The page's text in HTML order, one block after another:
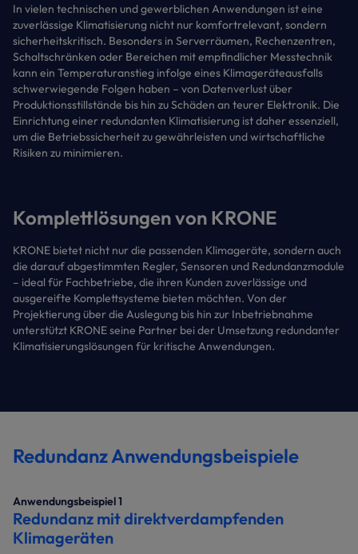
In vielen technischen und gewerblichen Anwendungen ist eine
zuverlässige Klimatisierung nicht nur komfortrelevant, sondern
sicherheitskritisch. Besonders in Serverräumen, Rechenzentren,
Schaltschränken oder Bereichen mit empfindlicher Messtechnik
kann ein Temperaturanstieg infolge eines Klimageräteausfalls
schwerwiegende Folgen haben – von Datenverlust über
Produktionsstillstände bis hin zu Schäden an teurer Elektronik. Die
Einrichtung einer redundanten Klimatisierung ist daher essenziell,
um die Betriebssicherheit zu gewährleisten und wirtschaftliche
Risiken zu minimieren.
Komplettlösungen von KRONE
KRONE bietet nicht nur die passenden Klimageräte, sondern auch
die darauf abgestimmten Regler, Sensoren und Redundanzmodule
– ideal für Fachbetriebe, die ihren Kunden zuverlässige und
ausgereifte Komplettsysteme bieten möchten. Von der
Projektierung über die Auslegung bis hin zur Inbetriebnahme
unterstützt KRONE seine Partner bei der Umsetzung redundanter
Klimatisierungslösungen für kritische Anwendungen.
Redundanz Anwendungsbeispiele
Anwendungsbeispiel 1
Redundanz mit direktverdampfenden
Klimageräten